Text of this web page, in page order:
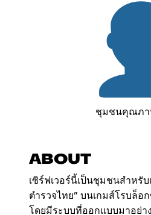
ชุมชนคุณภา
ABOUT
เซิร์ฟเวอร์นี้เป็นชุมชนสำหรั
ตำรวจไทย” บนเกมส์โรบล็อ
โดยมีระบบที่ออกแบบมาอย่า